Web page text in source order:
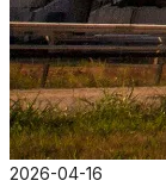
2026-04-16